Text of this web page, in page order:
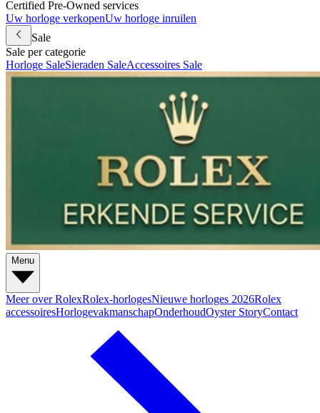
Certified Pre-Owned services
Uw horloge verkopenUw horloge inruilen
Sale
Sale per categorie
Horloge SaleSieraden SaleAccessoires Sale
Menu
Meer over RolexRolex-horlogesNieuwe horloges 2026Rolex
accessoiresHorlogevakmanschapOnderhoudOyster StoryContact